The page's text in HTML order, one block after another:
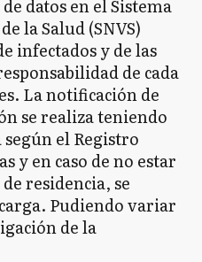
datos en el Sistema
la Salud (SNVS)
infectados y de las
de cada
La notificación de
se realiza teniendo
el Registro
y en caso de no estar
residencia, se
Pudiendo variar
de la